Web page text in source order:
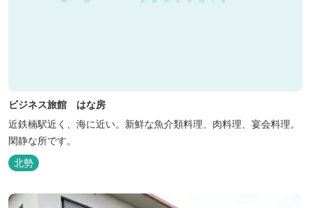
ビジネス旅館 はな房
近鉄楠駅近く、海に近い。新鮮な魚介類料理、肉料理、宴会料理。
閑静な所です。
北勢